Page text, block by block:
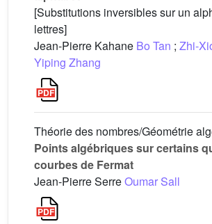
[Substitutions inversibles sur un
lettres]
Jean-Pierre Kahane Bo Tan ; Zhi-
Yiping Zhang
Théorie des nombres/Géométrie
Points algébriques sur certains
courbes de Fermat
Jean-Pierre SerreOumar Sall